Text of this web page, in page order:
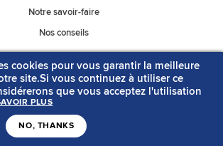
Notre savoir-faire
Nos conseils
Nos catalogues
LÉGALES
cookies pour vous garantir la meilleure
site.Si vous continuez à utiliser ce
que vous acceptez l'utilisation
PLUS
NO, THANKS